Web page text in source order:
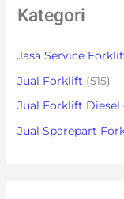
Kategori
Jasa Service
Jual Forklift (515)
Jual Forklift Diesel
Jual Sparepart